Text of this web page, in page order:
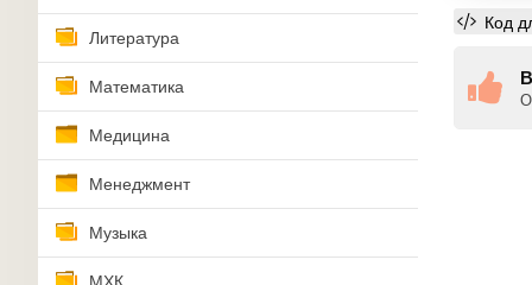
Литература
Математика
Медицина
Менеджмент
Музыка
Код